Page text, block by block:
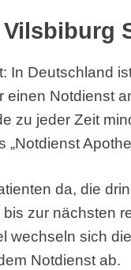
In Deutschland
einen Notdienst
zu jeder Zeit
da, die
zur nächsten
wechseln sich
Notdienst ab.